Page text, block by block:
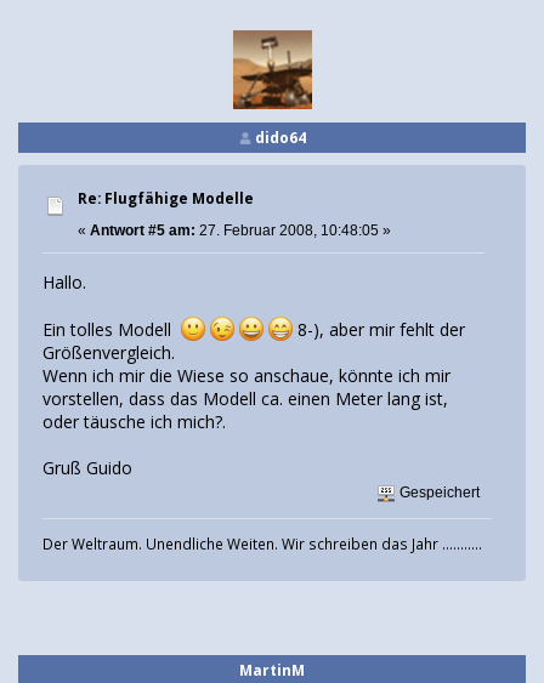
dido64
Re: Flugfähige Modelle
« Antwort #5 am: 27. Februar 2008, 10:48:05 »
Hallo.
Ein tolles Modell
8-), aber mir fehlt der
Größenvergleich.
Wenn ich mir die Wiese so anschaue, könnte ich mir
vorstellen, dass das Modell ca. einen Meter lang ist,
oder täusche ich mich?.
Gruß Guido
Gespeichert
Der Weltraum. Unendliche Weiten. Wir schreiben das Jahr ...........
MartinM